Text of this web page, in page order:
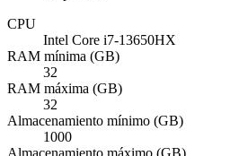
CPU
Intel Core i7-13650HX
RAM mínima (GB)
32
RAM máxima (GB)
32
Almacenamiento mínimo (GB)
1000